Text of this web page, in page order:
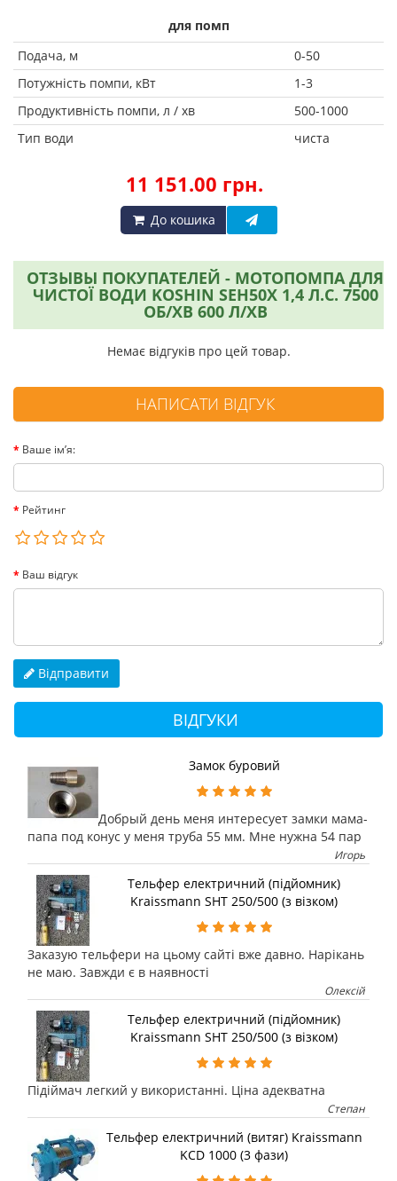
для помп
Подача, м
0-50
Потужність помпи, кВт
1-3
Продуктивність помпи, л / хв
500-1000
Тип води
чиста
11 151.00 грн.
До кошика
ОТЗЫВЫ ПОКУПАТЕЛЕЙ - МОТОПОМПА ДЛЯ
ЧИСТОЇ ВОДИ KOSHIN SEH50X 1,4 Л.С. 7500
ОБ/ХВ 600 Л/ХВ
Немає відгуків про цей товар.
НАПИСАТИ ВІДГУК
Ваше ім’я:
Рейтинг
Ваш відгук
Відправити
ВІДГУКИ
Замок буровий
Добрый день меня интересует замки мама-
папа под конус у меня труба 55 мм. Мне нужна 54 пар
Игорь
Тельфер електричний (підйомник)
Kraissmann SHT 250/500 (з візком)
Заказую тельфери на цьому сайті вже давно. Нарікань
не маю. Завжди є в наявності
Олексій
Тельфер електричний (підйомник)
Kraissmann SHT 250/500 (з візком)
Підіймач легкий у використанні. Ціна адекватна
Степан
Тельфер електричний (витяг) Kraissmann
KCD 1000 (3 фази)